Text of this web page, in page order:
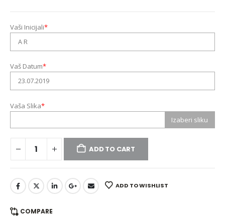
Vaši Inicijali*
Vaš Datum*
Vaša Slika*
Izaberi sliku
ADD TO CART
ADD TO WISHLIST
COMPARE